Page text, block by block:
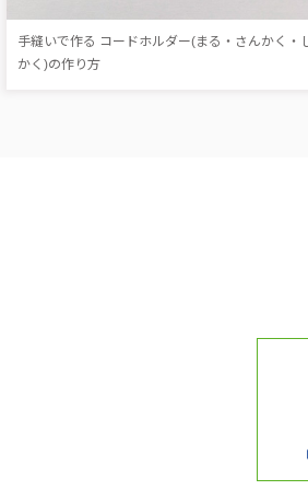
手縫いで作る コードホルダー(まる・さんかく・
かく)の作り方